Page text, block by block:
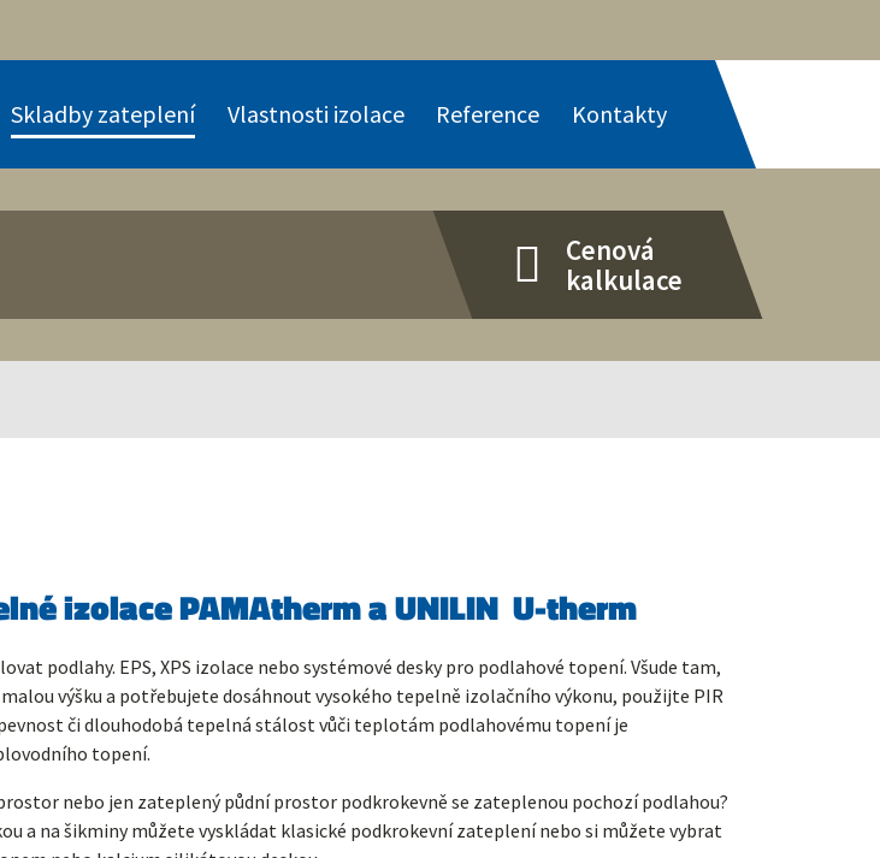
Skladby zateplení Vlastnosti izolace Reference Kontakty
Cenová
kalkulace
izolace PAMAtherm a UNILIN U-therm
podlahy. EPS, XPS izolace nebo systémové desky pro podlahové topení. Všude tam,
výšku a potřebujete dosáhnout vysokého tepelně izolačního výkonu, použijte PIR
či dlouhodobá tepelná stálost vůči teplotám podlahovému topení je
topení.
nebo jen zateplený půdní prostor podkrokevně se zateplenou pochozí podlahou?
a na šikminy můžete vyskládat klasické podkrokevní zateplení nebo si můžete vybrat